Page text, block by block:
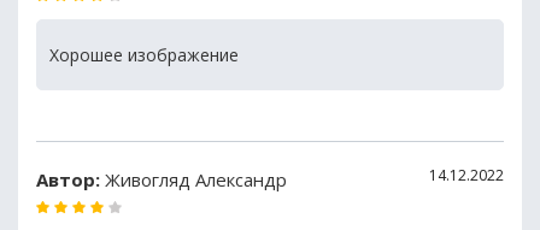
Хорошее изображение
Автор: Живогляд Александр 14.12.2022